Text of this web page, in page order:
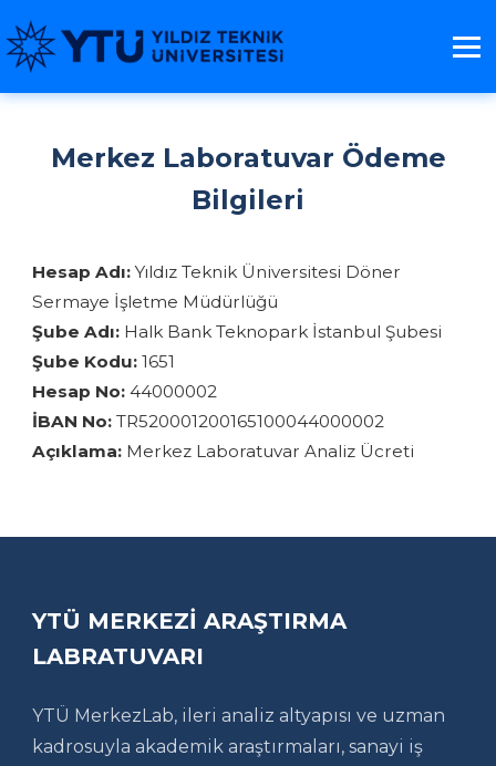
Merkez Laboratuvar Ödeme
Bilgileri
Hesap Adı:Yıldız Teknik Üniversitesi Döner
Sermaye İşletme Müdürlüğü
Şube Adı: Halk Bank Teknopark İstanbul Şubesi
Şube Kodu:1651
Hesap No: 44000002
İBAN No: TR520001200165100044000002
Açıklama: Merkez Laboratuvar Analiz Ücreti
YTÜ MERKEZİ ARAŞTIRMA
LABRATUVARI
YTÜ MerkezLab, ileri analiz altyapısı ve uzman
kadrosuyla akademik araştırmaları, sanayi iş